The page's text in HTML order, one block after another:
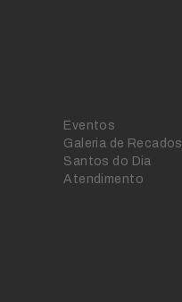
Eventos
Galeria de Recados
Santos do Dia
Atendimento